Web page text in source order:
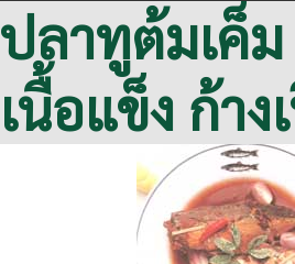
ปลาทูต้มเค็ม
เนื้อแข็ง ก้าง